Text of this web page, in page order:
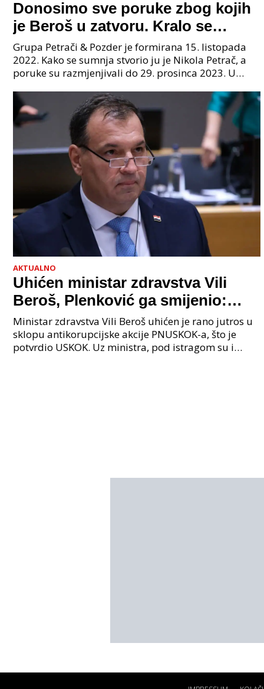
Donosimo sve poruke zbog kojih
je Beroš u zatvoru. Kralo se
godinama. Tko će iz vlade biti
sljedeći uhićen?
Grupa Petrači & Pozder je formirana 15. listopada
2022. Kako se sumnja stvorio ju je Nikola Petrač, a
poruke su razmjenjivali do 29. prosinca 2023. U
AKTUALNO
Uhićen ministar zdravstva Vili
Beroš, Plenković ga smijenio:
Istraga USKOK-a zbog korupcije
Ministar zdravstva Vili Beroš uhićen je rano jutros u
sklopu antikorupcijske akcije PNUSKOK-a, što je
potvrdio USKOK. Uz ministra, pod istragom su i